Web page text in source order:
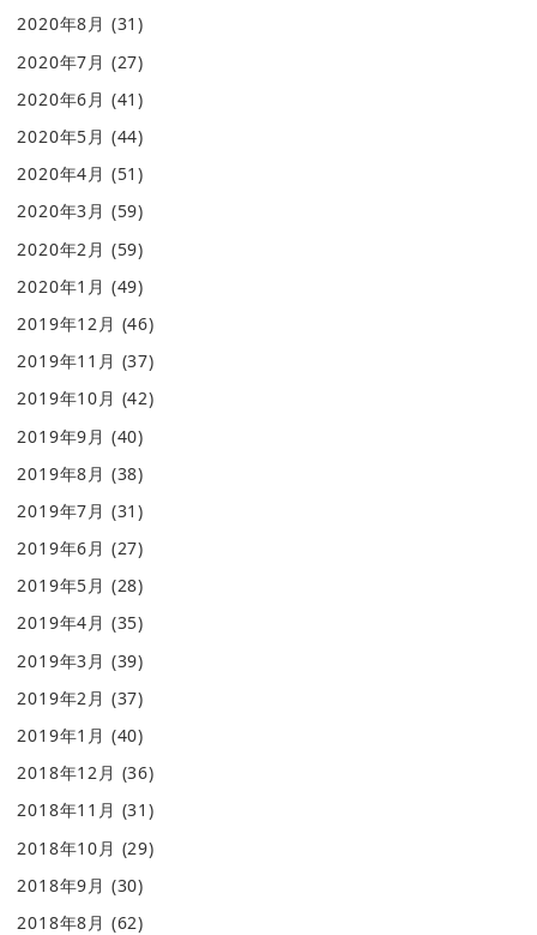
2020年8月 (31)
2020年7月 (27)
2020年6月 (41)
2020年5月 (44)
2020年4月 (51)
2020年3月 (59)
2020年2月 (59)
2020年1月 (49)
2019年12月 (46)
2019年11月 (37)
2019年10月 (42)
2019年9月 (40)
2019年8月 (38)
2019年7月 (31)
2019年6月 (27)
2019年5月 (28)
2019年4月 (35)
2019年3月 (39)
2019年2月 (37)
2019年1月 (40)
2018年12月 (36)
2018年11月 (31)
2018年10月 (29)
2018年9月 (30)
2018年8月 (62)